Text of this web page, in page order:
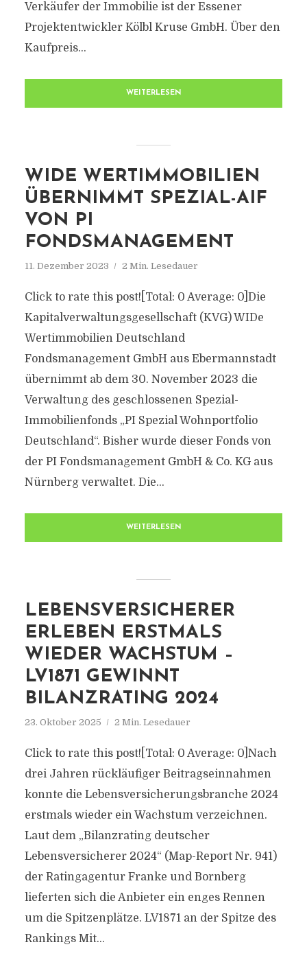
Verkäufer der Immobilie ist der Essener
Projektentwickler Kölbl Kruse GmbH. Über den
Kaufpreis...
WEITERLESEN
WIDE WERTIMMOBILIEN
ÜBERNIMMT SPEZIAL-AIF
VON PI
FONDSMANAGEMENT
11. Dezember 2023 2 Min. Lesedauer
Click to rate this post![Total: 0 Average: 0]Die
Kapitalverwaltungsgesellschaft (KVG) WIDe
Wertimmobilien Deutschland
Fondsmanagement GmbH aus Ebermannstadt
übernimmt ab dem 30. November 2023 die
Verwaltung des geschlossenen Spezial-
Immobilienfonds „PI Spezial Wohnportfolio
Deutschland“. Bisher wurde dieser Fonds von
der PI Fondsmanagement GmbH & Co. KG aus
Nürnberg verwaltet. Die...
WEITERLESEN
LEBENSVERSICHERER
ERLEBEN ERSTMALS
WIEDER WACHSTUM –
LV1871 GEWINNT
BILANZRATING 2024
23. Oktober 2025 2 Min. Lesedauer
Click to rate this post![Total: 0 Average: 0]Nach
drei Jahren rückläufiger Beitragseinnahmen
konnte die Lebensversicherungsbranche 2024
erstmals wieder ein Wachstum verzeichnen.
Laut dem „Bilanzrating deutscher
Lebensversicherer 2024“ (Map-Report Nr. 941)
der Ratingagentur Franke und Bornberg
lieferten sich die Anbieter ein enges Rennen
um die Spitzenplätze. LV1871 an der Spitze des
Rankings Mit...